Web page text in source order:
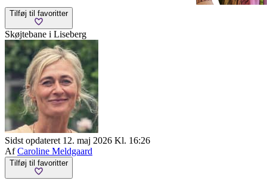
Tilføj til favoritter
Skøjtebane i Liseberg
Sidst opdateret 12. maj 2026 Kl. 16:26
AfCaroline Meldgaard
Tilføj til favoritter